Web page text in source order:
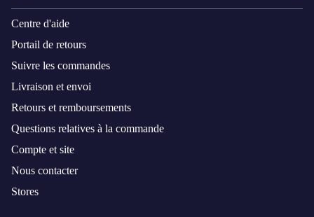
Centre d'aide
Portail de retours
Suivre les commandes
Livraison et envoi
Retours et remboursements
Questions relatives à la commande
Compte et site
Nous contacter
Stores